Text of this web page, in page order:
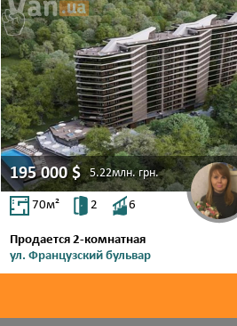
195 000$ 5.22млн.грн.
70м² 2 6
Продается 2-комнатная
ул. Французский бульвар